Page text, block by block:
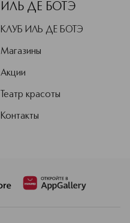
ИЛЬ ДЕ БОТЭ
КЛУБ ИЛЬ ДЕ БОТЭ
Магазины
Акции
Театр красоты
Контакты